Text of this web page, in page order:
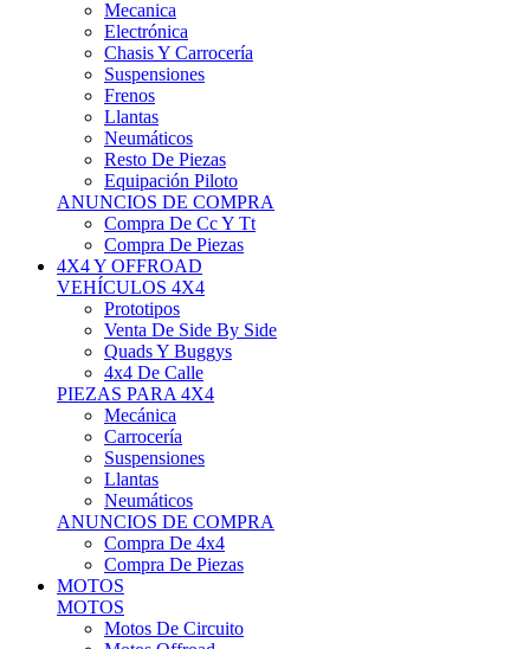
Mecanica
Electrónica
Chasis Y Carrocería
Suspensiones
Frenos
Llantas
Neumáticos
Resto De Piezas
Equipación Piloto
ANUNCIOS DE COMPRA
Compra De Cc Y Tt
Compra De Piezas
4X4 Y OFFROAD
VEHÍCULOS 4X4
Prototipos
Venta De Side By Side
Quads Y Buggys
4x4 De Calle
PIEZAS PARA 4X4
Mecánica
Carrocería
Suspensiones
Llantas
Neumáticos
ANUNCIOS DE COMPRA
Compra De 4x4
Compra De Piezas
MOTOS
MOTOS
Motos De Circuito